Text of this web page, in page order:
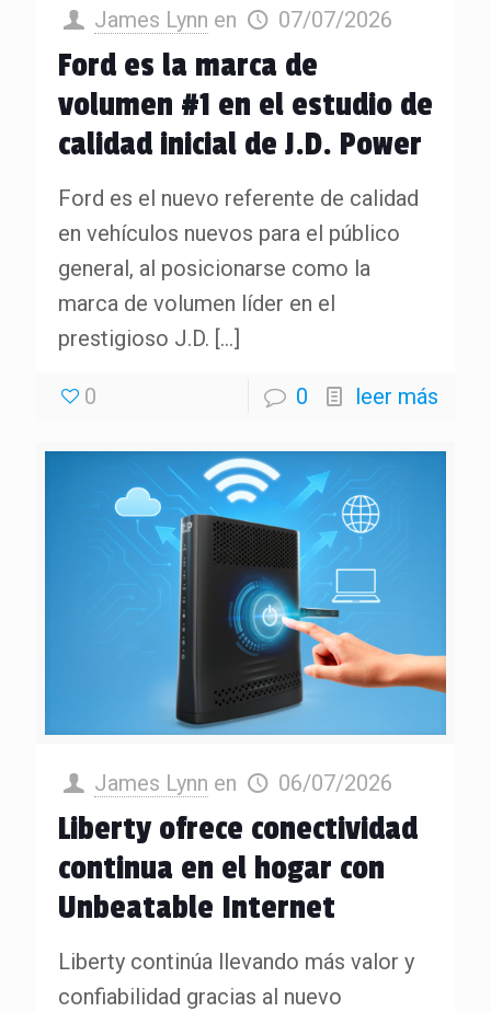
James Lynn en 07/07/2026
Ford es la marca de
volumen #1 en el estudio de
calidad inicial de J.D. Power
Ford es el nuevo referente de calidad
en vehículos nuevos para el público
general, al posicionarse como la
marca de volumen líder en el
prestigioso J.D. […]
0 0 leer más
James Lynn en 06/07/2026
Liberty ofrece conectividad
continua en el hogar con
Unbeatable Internet
Liberty continúa llevando más valor y
confiabilidad gracias al nuevo